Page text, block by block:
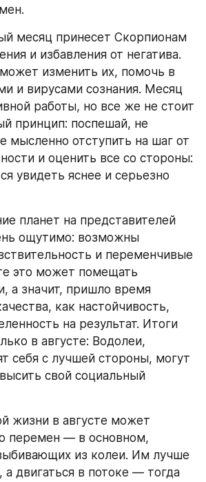
месяц принесет Скорпионам
и избавления от негатива.
изменить их, помочь в
и вирусами сознания. Месяц
работы, но все же не стоит
принцип: поспешай, не
мысленно отступить на шаг от
и оценить все со стороны:
увидеть яснее и серьезно
планет на представителей
ощутимо: возможны
и переменчивые
это может помещать
а значит, пришло время
как настойчивость,
на результат. Итоги
в августе: Водолеи,
себя с лучшей стороны, могут
свой социальный
жизни в августе может
перемен — в основном,
из колеи. Им лучше
а двигаться в потоке — тогда